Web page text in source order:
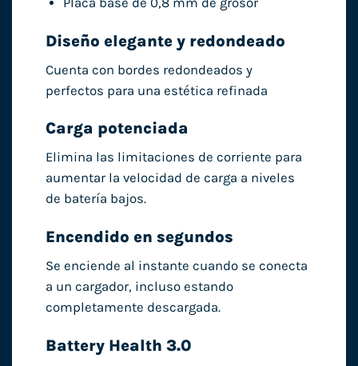
Diseño elegante y redondeado
Cuenta con bordes redondeados y
perfectos para una estética refinada
Carga potenciada
Elimina las limitaciones de corriente para
aumentar la velocidad de carga a niveles
de batería bajos.
Encendido en segundos
Se enciende al instante cuando se conecta
a un cargador, incluso estando
completamente descargada.
Battery Health 3.0